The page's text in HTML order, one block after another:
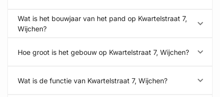
Wat is het bouwjaar van het pand op Kwartelstraat 7,
Wijchen?
Hoe groot is het gebouw op Kwartelstraat 7, Wijchen?
Wat is de functie van Kwartelstraat 7, Wijchen?